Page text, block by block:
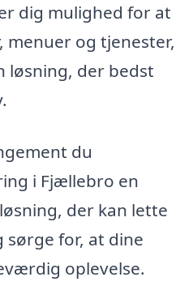
dig mulighed for at
menuer og tjenester,
løsning, der bedst
du
i Fjællebro en
der kan lette
sørge for, at dine
oplevelse.